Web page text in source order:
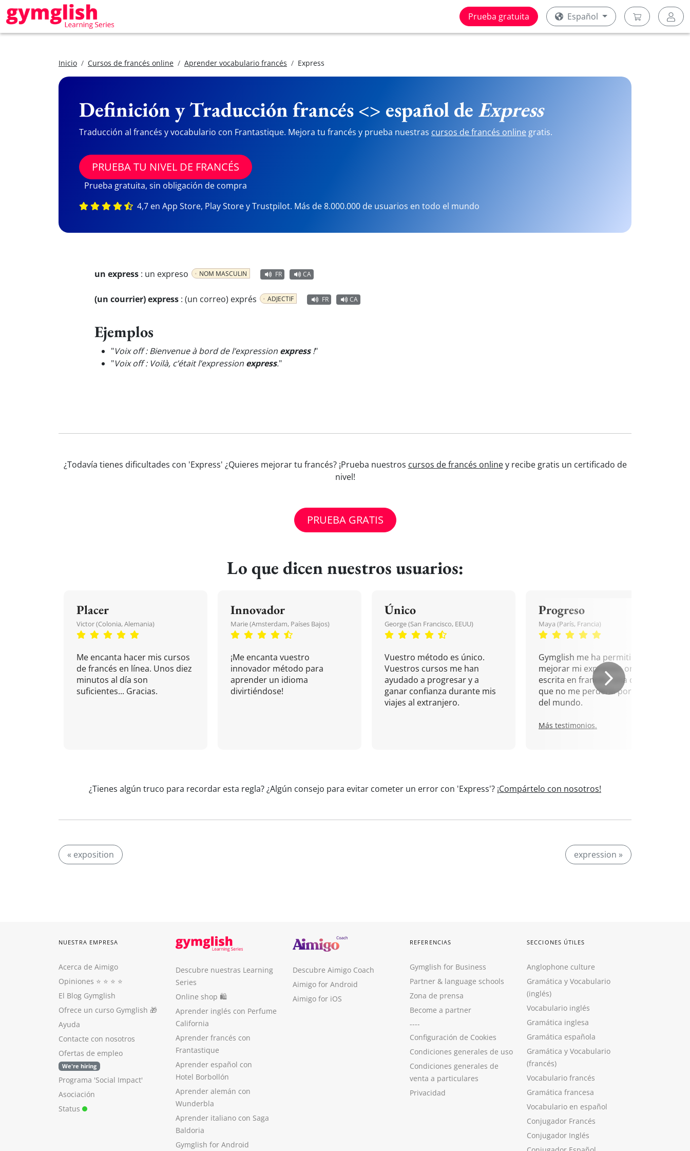
Prueba gratuita Español
Inicio Cursos de francés online Aprender vocabulario francés Express
Definición y Traducción francés <> español de Express
Traducción al francés y vocabulario con Frantastique. Mejora tu francés y prueba nuestras cursos de francés online gratis.
PRUEBA TU NIVEL DE FRANCÉS
Prueba gratuita, sin obligación de compra
4,7 en App Store, Play Store y Trustpilot. Más de 8.000.000 de usuarios en todo el mundo
un express : un expreso NOM MASCULIN FR CA
(un courrier) express : (un correo) exprés ADJECTIF FR CA
Ejemplos
"Voix off : Bienvenue à bord de l’expression express!"
"Voix off : Voilà, c’était l’expression express."
¿Todavía tienes dificultades con 'Express' ¿Quieres mejorar tu francés? ¡Prueba nuestros cursos de francés onliney recibe gratis un certificado de
nivel!
PRUEBA GRATIS
Lo que dicen nuestros usuarios:
Placer
Victor (Colonia, Alemania)
Me encanta hacer mis cursos
de francés en línea. Unos diez
minutos al día son
suficientes... Gracias.
Innovador
Marie (Amsterdam, Países Bajos)
¡Me encanta vuestro
innovador método para
aprender un idioma
divirtiéndose!
Único
George (San Francisco, EEUU)
Vuestro método es único.
Vuestros cursos me han
ayudado a progresar y a
ganar confianza durante mis
viajes al extranjero.
Progreso
Maya (París, Francia)
Gymglish me ha permitido
mejorar mi expresión oral y
escrita en francés. Una cita
que no me perdería por nada
del mundo.
Más testimonios.
¿Tienes algún truco para recordar esta regla? ¿Algún consejo para evitar cometer un error con 'Express'? ¡Compártelo con nosotros!
« exposition expression »
NUESTRA EMPRESA
Acerca de Aimigo
Opiniones ⭐️ ⭐️ ⭐️ ⭐️
El Blog Gymglish
Ofrece un curso Gymglish 🎁
Ayuda
Contacte con nosotros
Ofertas de empleo
We're hiring
Programa 'Social Impact'
Asociación
Status
Descubre nuestras Learning
Series
Online shop 🛍
Aprender inglés con Perfume
California
Aprender francés con
Frantastique
Aprender español con
Hotel Borbollón
Aprender alemán con
Wunderbla
Aprender italiano con Saga
Baldoria
Gymglish for Android
Descubre Aimigo Coach
Aimigo for Android
Aimigo for iOS
REFERENCIAS
Gymglish for Business
Partner & language schools
Zona de prensa
Become a partner
----
Configuración de Cookies
Condiciones generales de uso
Condiciones generales de
venta a particulares
Privacidad
SECCIONES ÚTILES
Anglophone culture
Gramática y Vocabulario
(inglés)
Vocabulario inglés
Gramática inglesa
Gramática española
Gramática y Vocabulario
(francés)
Vocabulario francés
Gramática francesa
Vocabulario en español
Conjugador Francés
Conjugador Inglés